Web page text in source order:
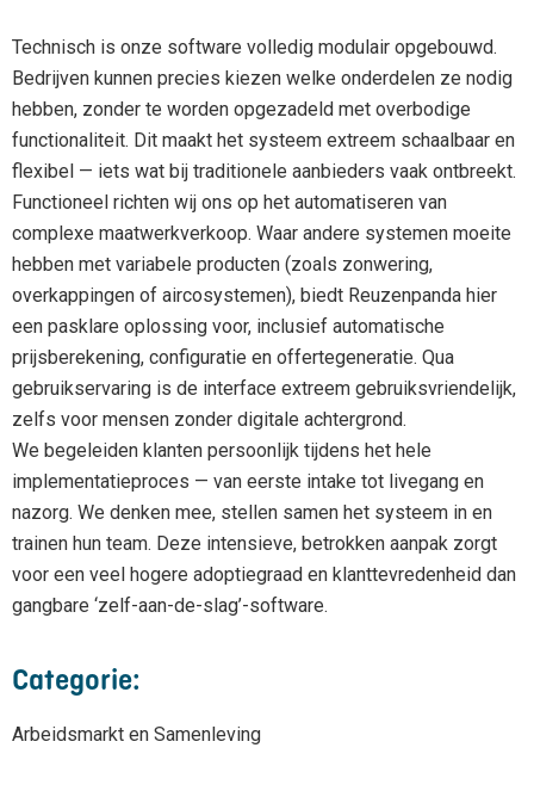
Technisch is onze software volledig modulair opgebouwd.
Bedrijven kunnen precies kiezen welke onderdelen ze nodig
hebben, zonder te worden opgezadeld met overbodige
functionaliteit. Dit maakt het systeem extreem schaalbaar en
flexibel — iets wat bij traditionele aanbieders vaak ontbreekt.
Functioneel richten wij ons op het automatiseren van
complexe maatwerkverkoop. Waar andere systemen moeite
hebben met variabele producten (zoals zonwering,
overkappingen of aircosystemen), biedt Reuzenpanda hier
een pasklare oplossing voor, inclusief automatische
prijsberekening, configuratie en offertegeneratie. Qua
gebruikservaring is de interface extreem gebruiksvriendelijk,
zelfs voor mensen zonder digitale achtergrond.
We begeleiden klanten persoonlijk tijdens het hele
implementatieproces — van eerste intake tot livegang en
nazorg. We denken mee, stellen samen het systeem in en
trainen hun team. Deze intensieve, betrokken aanpak zorgt
voor een veel hogere adoptiegraad en klanttevredenheid dan
gangbare ‘zelf-aan-de-slag’-software.
Categorie:
Arbeidsmarkt en Samenleving